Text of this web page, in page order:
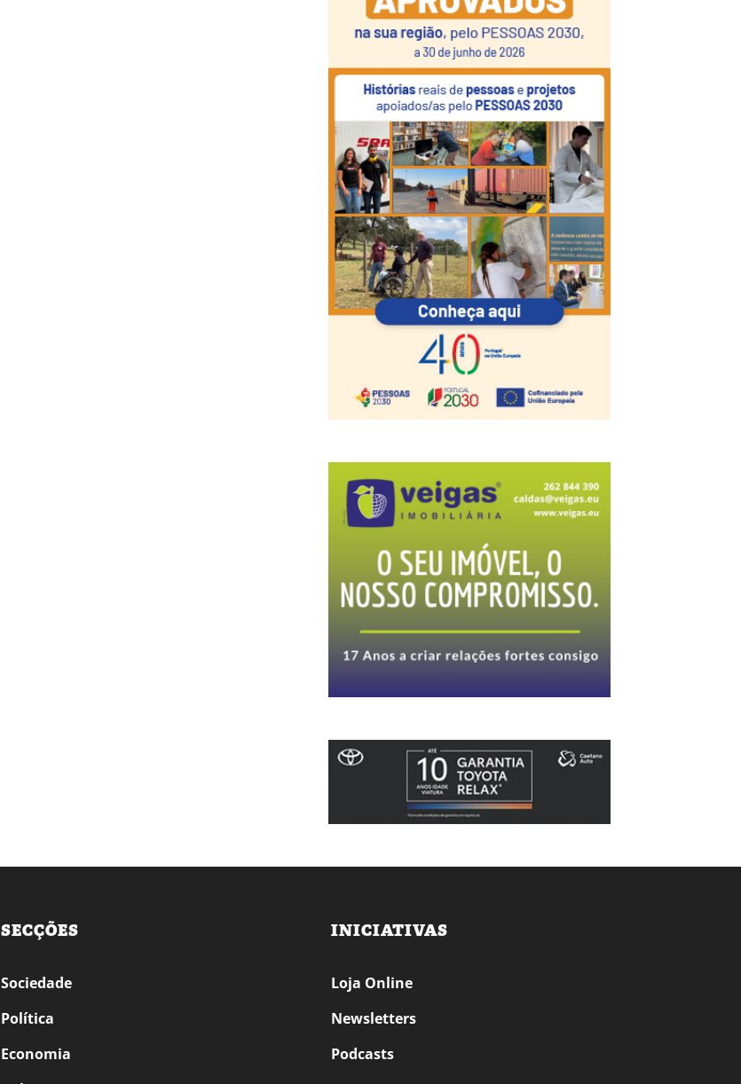
SECÇÕES
Sociedade
Política
Economia
INICIATIVAS
Loja Online
Newsletters
Podcasts